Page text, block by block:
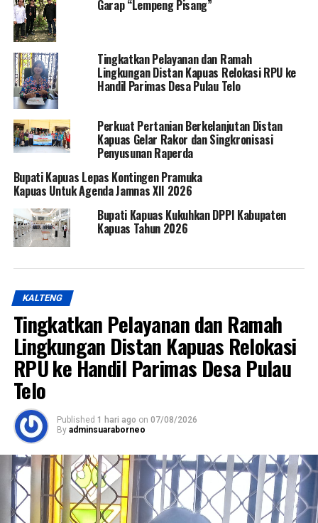
Garap “Lempeng Pisang”
Tingkatkan Pelayanan dan Ramah
Lingkungan Distan Kapuas Relokasi RPU ke
Handil Parimas Desa Pulau Telo
Perkuat Pertanian Berkelanjutan Distan
Kapuas Gelar Rakor dan Singkronisasi
Penyusunan Raperda
Bupati Kapuas Lepas Kontingen Pramuka
Kapuas Untuk Agenda Jamnas XII 2026
Bupati Kapuas Kukuhkan DPPI Kabupaten
Kapuas Tahun 2026
KALTENG
Tingkatkan Pelayanan dan Ramah
Lingkungan Distan Kapuas Relokasi
RPU ke Handil Parimas Desa Pulau
Telo
Published 1 hari ago on 07/08/2026
By adminsuaraborneo